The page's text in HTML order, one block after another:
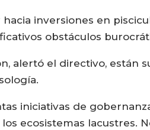
inversiones en
obstáculos
alertó el directivo, están
iniciativas de
ecosistemas lacustres.